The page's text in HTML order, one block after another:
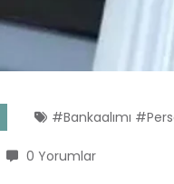
#bankaalımı
0 Yorumlar